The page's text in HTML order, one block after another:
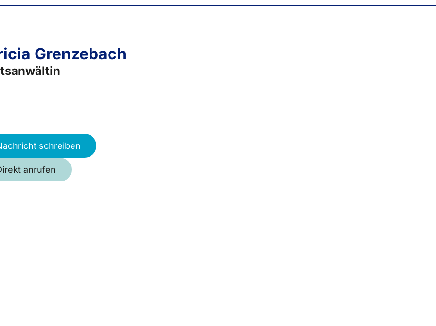
Grenzebach
schreiben
anrufen